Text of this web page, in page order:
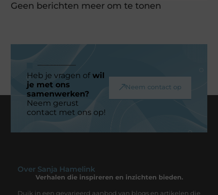
Geen berichten meer om te tonen
Heb je vragen ofwil
je met ons
samenwerken?
Neem gerust
contact met ons op!
Neem contact op
Over Sanja Hamelink
Verhalen die inspireren en inzichten bieden.
Duik in een gevarieerd aanbod van blogs en artikelen die